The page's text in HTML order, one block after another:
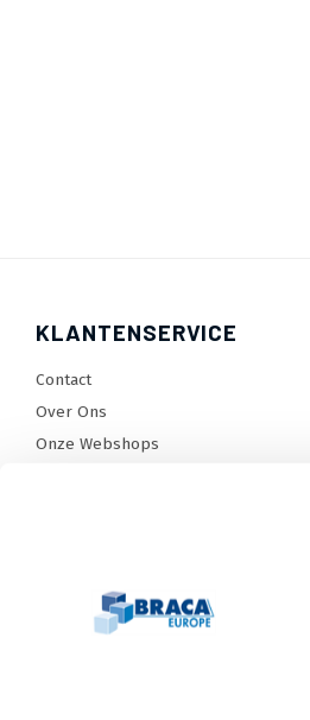
KLANTENSERVICE
Contact
Over Ons
Onze Webshops
Betaalmethoden en voorwaarden
Privacy policy